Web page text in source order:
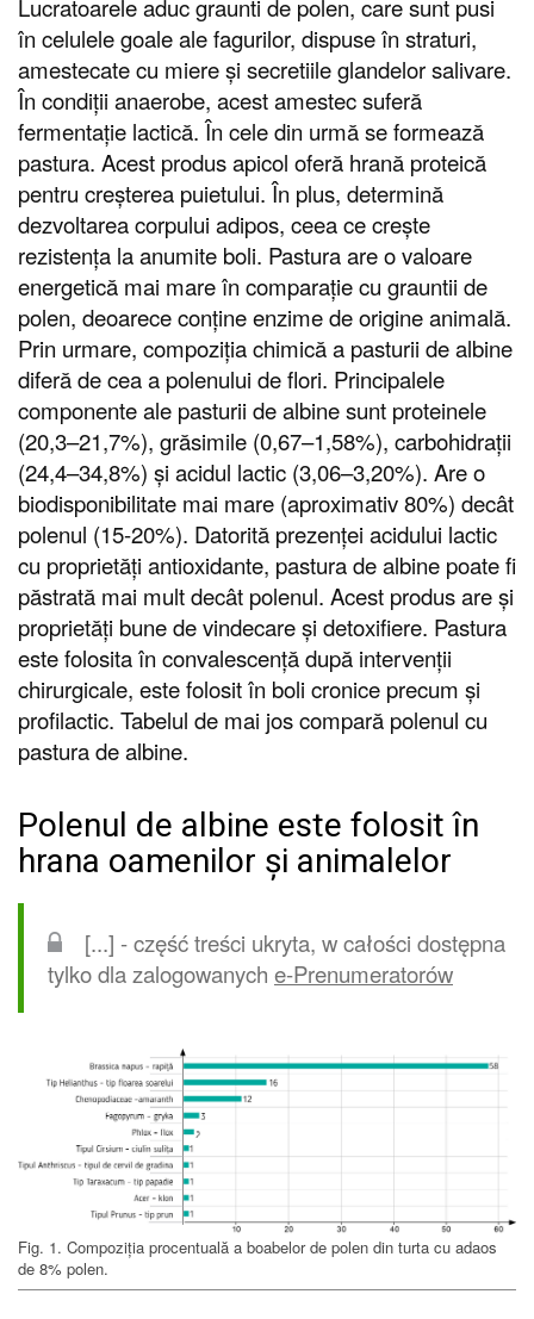
Lucratoarele aduc graunti de polen, care sunt pusi
în celulele goale ale fagurilor, dispuse în straturi,
amestecate cu miere și secretiile glandelor salivare.
În condiții anaerobe, acest amestec suferă
fermentație lactică. În cele din urmă se formează
pastura. Acest produs apicol oferă hrană proteică
pentru creșterea puietului. În plus, determină
dezvoltarea corpului adipos, ceea ce crește
rezistența la anumite boli. Pastura are o valoare
energetică mai mare în comparație cu grauntii de
polen, deoarece conține enzime de origine animală.
Prin urmare, compoziția chimică a pasturii de albine
diferă de cea a polenului de flori. Principalele
componente ale pasturii de albine sunt proteinele
(20,3–21,7%), grăsimile (0,67–1,58%), carbohidrații
(24,4–34,8%) și acidul lactic (3,06–3,20%). Are o
biodisponibilitate mai mare (aproximativ 80%) decât
polenul (15-20%). Datorită prezenței acidului lactic
cu proprietăți antioxidante, pastura de albine poate fi
păstrată mai mult decât polenul. Acest produs are și
proprietăți bune de vindecare și detoxifiere. Pastura
este folosita în convalescență după intervenții
chirurgicale, este folosit în boli cronice precum și
profilactic. Tabelul de mai jos compară polenul cu
pastura de albine.
Polenul de albine este folosit în
hrana oamenilor și animalelor
[...] - część treści ukryta, w całości dostępna
tylko dla zalogowanych e-Prenumeratorów
Fig. 1. Compoziția procentuală a boabelor de polen din turta cu adaos
de 8% polen.